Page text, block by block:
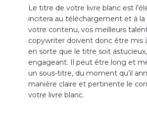
Le titre de votre livre blanc est
incitera au téléchargement et à
votre contenu, vos meilleurs
copywriter doivent donc être mis
en sorte que le titre soit
engageant. Il peut être long et
un sous-titre, du moment qu’il
manière claire et pertinente le
votre livre blanc.